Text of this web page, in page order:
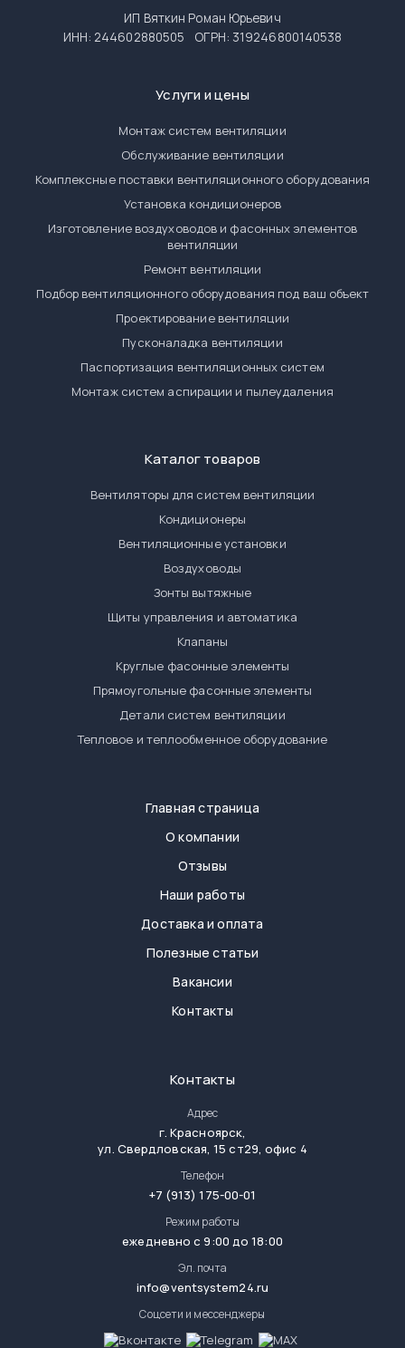
ИП Вяткин Роман Юрьевич
ИНН: 244602880505
ОГРН: 319246800140538
Услуги и цены
Монтаж систем вентиляции
Обслуживание вентиляции
Комплексные поставки вентиляционного оборудования
Установка кондиционеров
Изготовление воздуховодов и фасонных элементов
вентиляции
Ремонт вентиляции
Подбор вентиляционного оборудования под ваш объект
Проектирование вентиляции
Пусконаладка вентиляции
Паспортизация вентиляционных систем
Монтаж систем аспирации и пылеудаления
Каталог товаров
Вентиляторы для систем вентиляции
Кондиционеры
Вентиляционные установки
Воздуховоды
Зонты вытяжные
Щиты управления и автоматика
Клапаны
Круглые фасонные элементы
Прямоугольные фасонные элементы
Детали систем вентиляции
Тепловое и теплообменное оборудование
Главная страница
О компании
Отзывы
Наши работы
Доставка и оплата
Полезные статьи
Вакансии
Контакты
Контакты
Адрес
г.Красноярск,
ул. Свердловская, 15 ст29, офис 4
Телефон
+7 (913) 175-00-01
Режим работы
ежедневно с 9:00 до 18:00
Эл. почта
info@ventsystem24.ru
Соцсети и мессенджеры